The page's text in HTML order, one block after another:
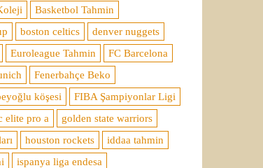
Basketbol Tahmin
boston celtics
denver nuggets
Euroleague Tahmin
FC Barcelona
Fenerbahçe Beko
köşesi
FIBA Şampiyonlar Ligi
elite pro a
golden state warriors
houston rockets
iddaa tahmin
ispanya liga endesa